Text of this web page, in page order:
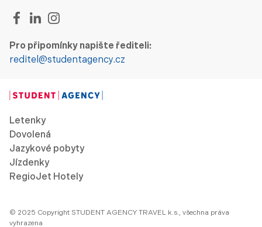
Pro připomínky napište řediteli:
reditel@studentagency.cz
Letenky
Dovolená
Jazykové pobyty
Jízdenky
RegioJet Hotely
© 2025 Copyright STUDENT AGENCY TRAVEL k.s., všechna práva
vyhrazena